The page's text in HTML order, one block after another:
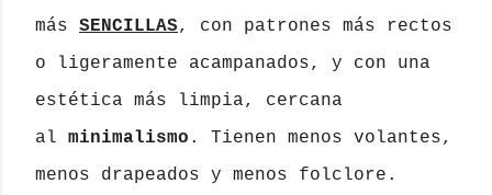
más SENCILLAS, con patrones más rectos
o ligeramente acampanados, y con una
estética más limpia, cercana
al minimalismo . Tienen menos volantes,
menos drapeados y menos folclore.